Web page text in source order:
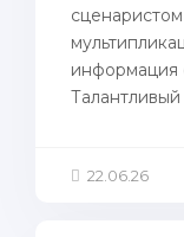
информация
Талантливый
22.06.26